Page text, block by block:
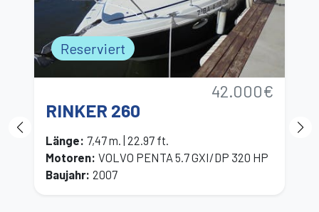
Reserviert
42.000€
RINKER 260
Länge: 7,47 m. | 22.97 ft.
Motoren: VOLVO PENTA 5.7 GXI/DP 320 HP
Baujahr: 2007